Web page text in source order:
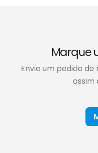
Marque
Envie um pedido
assim